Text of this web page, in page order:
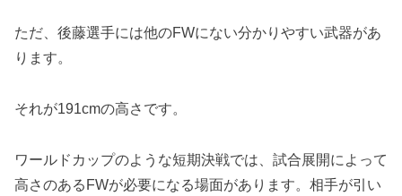
ただ、後藤選手には他のFWにない分かりやすい武器があ
ります。
それが191cmの高さです。
ワールドカップのような短期決戦では、試合展開によって
高さのあるFWが必要になる場面があります。相手が引い